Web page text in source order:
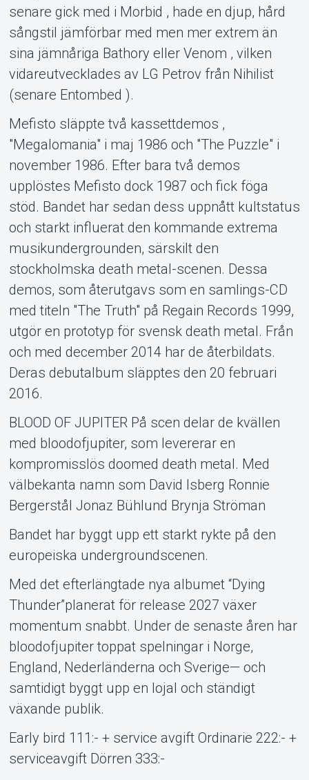
senare gick med i Morbid , hade en djup, hård
sångstil jämförbar med men mer extrem än
sina jämnåriga Bathory eller Venom , vilken
vidareutvecklades av LG Petrov från Nihilist
(senare Entombed ).
Mefisto släppte två kassettdemos ,
"Megalomania" i maj 1986 och "The Puzzle" i
november 1986. Efter bara två demos
upplöstes Mefisto dock 1987 och fick föga
stöd. Bandet har sedan dess uppnått kultstatus
och starkt influerat den kommande extrema
musikundergrounden, särskilt den
stockholmska death metal-scenen. Dessa
demos, som återutgavs som en samlings-CD
med titeln "The Truth" på Regain Records 1999,
utgör en prototyp för svensk death metal. Från
och med december 2014 har de återbildats.
Deras debutalbum släpptes den 20 februari
2016.
BLOOD OF JUPITER På scen delar de kvällen
med bloodofjupiter, som levererar en
kompromisslös doomed death metal. Med
välbekanta namn som David Isberg Ronnie
Bergerstål Jonaz Bühlund Brynja Ströman
Bandet har byggt upp ett starkt rykte på den
europeiska undergroundscenen.
Med det efterlängtade nya albumet “Dying
Thunder”planerat för release 2027 växer
momentum snabbt. Under de senaste åren har
bloodofjupiter toppat spelningar i Norge,
England, Nederländerna och Sverige— och
samtidigt byggt upp en lojal och ständigt
växande publik.
Early bird 111:- + service avgift Ordinarie 222:- +
serviceavgift Dörren 333:-